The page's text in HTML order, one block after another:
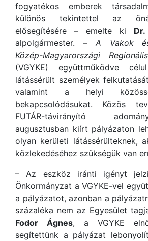
fogyatékos emberek
különös tekintettel az
elősegítésére – emelte ki
alpolgármester. –A Vakok
Közép-Magyarországi
(VGYKE) együttműködve
látássérült személyek
valamint a helyi
bekapcsolódásukat. Közös
FUTÁR-távirányító
augusztusban kiírt pályázaton
olyan kerületi látássérülteknek,
közlekedéséhez szükségük van
– Az eszköz iránti igényt
Önkormányzat a VGYKE-vel
a pályázatot, azonban a
százaléka nem az Egyesület
Fodor Ágnes, a VGYKE
segítettünk a pályázat